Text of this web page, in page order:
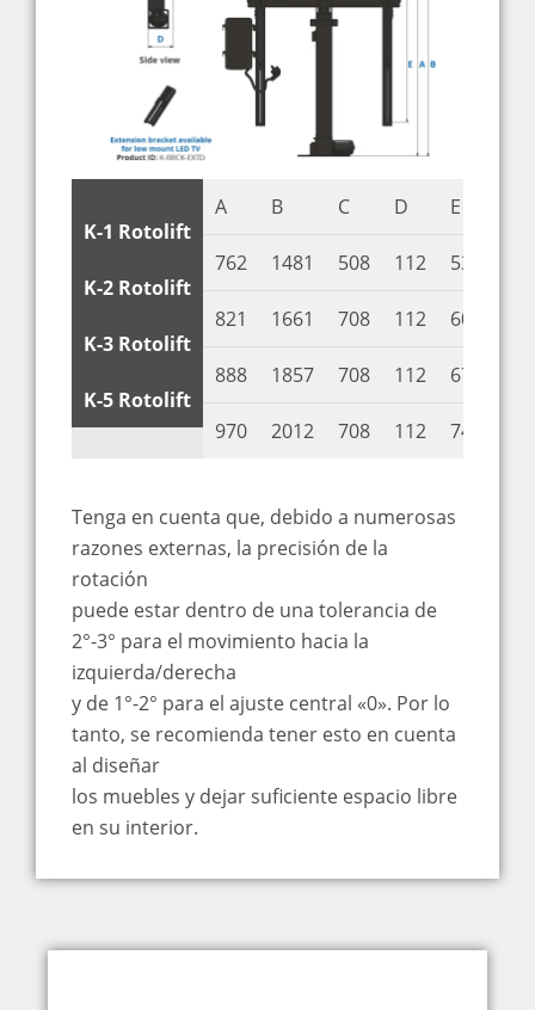
K-1 Rotolift
K-2 Rotolift
K-3 Rotolift
K-5 Rotolift
A
762
821
888
970
B
1481
1661
1857
2012
C
508
708
708
708
D
112
112
112
112
E
530
600
670
740
Tenga en cuenta que, debido a numerosas
razones externas, la precisión de la
rotación
puede estar dentro de una tolerancia de
2°-3° para el movimiento hacia la
izquierda/derecha
y de 1°-2° para el ajuste central «0». Por lo
tanto, se recomienda tener esto en cuenta
al diseñar
los muebles y dejar suficiente espacio libre
en su interior.